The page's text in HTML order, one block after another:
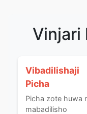
Vinjari
Vibadilishaji
Picha
Picha zote huwa
mabadilisho